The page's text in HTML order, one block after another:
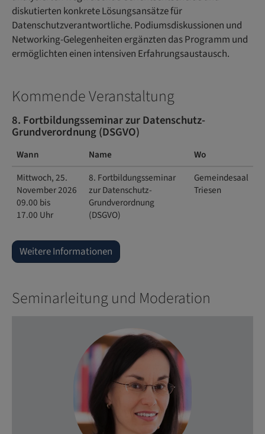
diskutierten konkrete Lösungsansätze für
Datenschutzverantwortliche. Podiumsdiskussionen und
Networking-Gelegenheiten ergänzten das Programm und
ermöglichten einen intensiven Erfahrungsaustausch.
Kommende Veranstaltung
8. Fortbildungsseminar zur Datenschutz-
Grundverordnung (DSGVO)
Wann Name
Wo
Mittwoch, 25.
November 2026
09.00 bis
17.00 Uhr
8. Fortbildungsseminar
zur Datenschutz-
Grundverordnung
(DSGVO)
Gemeindesaal
Triesen
Weitere Informationen
Seminarleitung und Moderation